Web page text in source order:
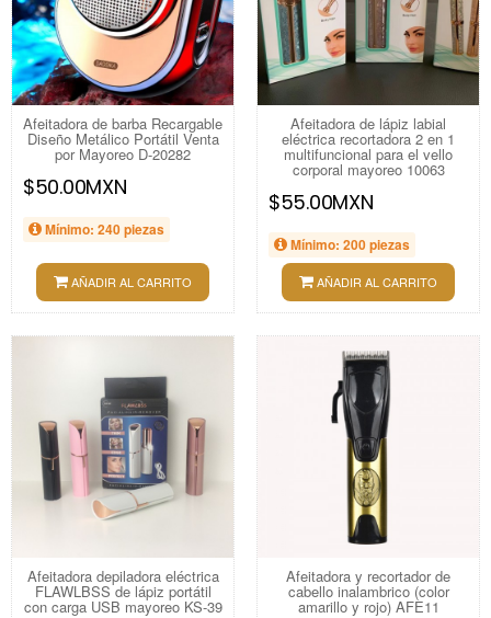
Afeitadora de barba Recargable
Diseño Metálico Portátil Venta
por Mayoreo D-20282
$50.00MXN
Mínimo: 240 piezas
AÑADIR AL CARRITO
Afeitadora de lápiz labial
eléctrica recortadora 2 en 1
multifuncional para el vello
corporal mayoreo 10063
$55.00MXN
Mínimo: 200 piezas
AÑADIR AL CARRITO
Afeitadora depiladora eléctrica
FLAWLBSS de lápiz portátil
con carga USB mayoreo KS-39
Afeitadora y recortador de
cabello inalambrico (color
amarillo y rojo) AFE11